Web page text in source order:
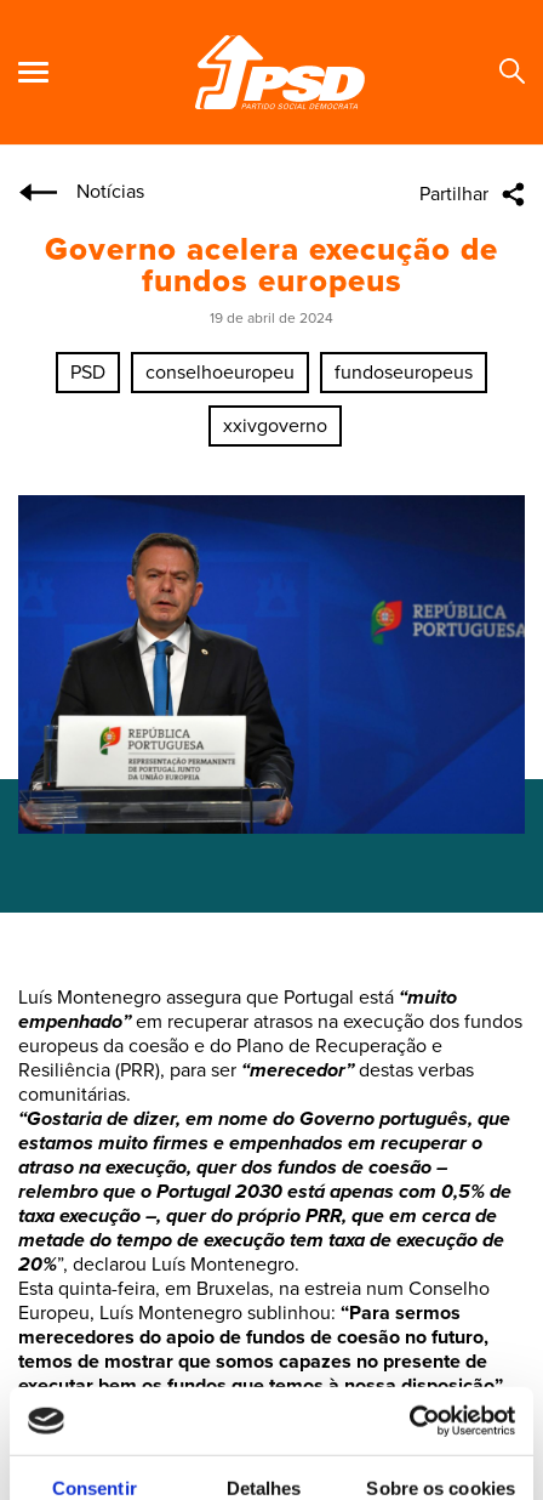
Consentir Detalhes Sobre os cookies
Notícias Partilhar
Governo acelera execução de
fundos europeus
19 de abril de 2024
PSD conselhoeuropeu fundoseuropeus
xxivgoverno
Luís Montenegro assegura que Portugal está “muito
empenhado”em recuperar atrasos na execução dos fundos
europeus da coesão e do Plano de Recuperação e
Resiliência (PRR), para ser “merecedor”destas verbas
comunitárias.
“Gostaria de dizer, em nome do Governo português, que
estamos muito firmes e empenhados em recuperar o
atraso na execução, quer dos fundos de coesão –
relembro que o Portugal 2030 está apenas com 0,5% de
taxa execução –, quer do próprio PRR, que em cerca de
metade do tempo de execução tem taxa de execução de
20%”, declarou Luís Montenegro.
Esta quinta-feira, em Bruxelas, na estreia num Conselho
Europeu, Luís Montenegro sublinhou: “Para sermos
merecedores do apoio de fundos de coesão no futuro,
temos de mostrar que somos capazes no presente de
executar bem os fundos que temos à nossa disposição”.
Nessa linha, Luís Montenegro anunciou que, no Conselho
de Ministros desta sexta-feira, serão tomadas decisões
“relativamente ao reforço de mecanismos de
transparência, de fiscalização e de celeridade na